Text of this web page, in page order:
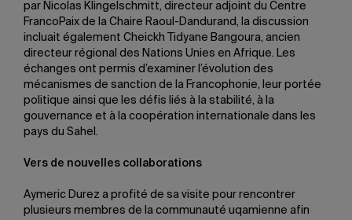
par Nicolas Klingelschmitt, directeur adjoint du Centre
FrancoPaix de la Chaire Raoul-Dandurand, la discussion
incluait également Cheickh Tidyane Bangoura, ancien
directeur régional des Nations Unies en Afrique. Les
échanges ont permis d’examiner l’évolution des
mécanismes de sanction de la Francophonie, leur portée
politique ainsi que les défis liés à la stabilité, à la
gouvernance et à la coopération internationale dans les
pays du Sahel.
Vers de nouvelles collaborations
Aymeric Durez a profité de sa visite pour rencontrer
plusieurs membres de la communauté uqamienne afin